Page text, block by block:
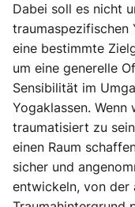
Dabei soll es nicht
eine bestimmte
um eine generelle
Sensibilität im
Yogaklassen.
traumatisiert zu
einen Raum
sicher und
entwickeln, von der